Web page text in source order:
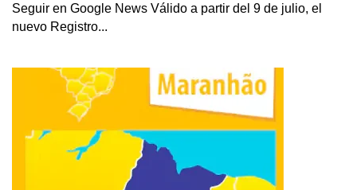
Seguir en Google News Válido a partir del 9 de julio, el
nuevo Registro...